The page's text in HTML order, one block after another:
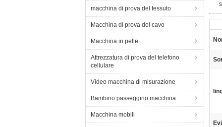
macchina di prova del tessuto
Macchina di prova del cavo
Macchina in pelle
Attrezzatura di prova del telefono
cellulare
Video macchina di misurazione
Bambino passeggino macchina
Macchina mobili